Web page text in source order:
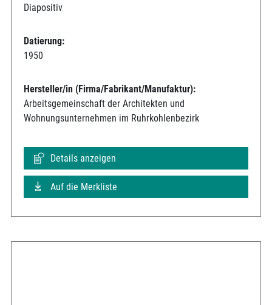
Diapositiv
Datierung:
1950
Hersteller/in (Firma/Fabrikant/Manufaktur):
Arbeitsgemeinschaft der Architekten und
Wohnungsunternehmen im Ruhrkohlenbezirk
Details anzeigen
Auf die Merkliste